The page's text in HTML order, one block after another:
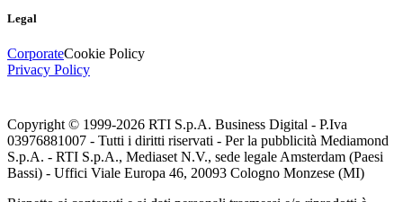
Legal
CorporateCookie Policy
Privacy Policy
Copyright © 1999-2026 RTI S.p.A. Business Digital - P.Iva
03976881007 - Tutti i diritti riservati - Per la pubblicità Mediamond
S.p.A. - RTI S.p.A., Mediaset N.V., sede legale Amsterdam (Paesi
Bassi) - Uffici Viale Europa 46, 20093 Cologno Monzese (MI)